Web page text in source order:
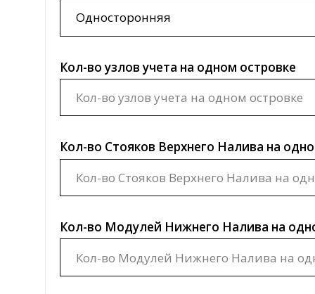
Кол-во Стояков Верхнего Налива на одном
Кол-во Модулей Нижнего Налива на одном
Производительность комплексов (м3/ч)
Управление процессом
На месте эксплуатации (пульт)